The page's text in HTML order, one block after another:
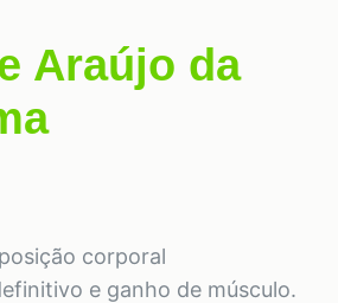
Araújo da
corporal
e ganho de músculo.